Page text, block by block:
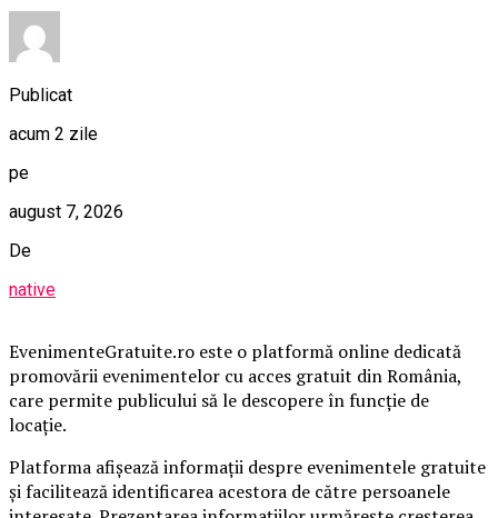
Publicat
acum 2 zile
pe
august 7, 2026
De
native
EvenimenteGratuite.ro este o platformă online dedicată
promovării evenimentelor cu acces gratuit din România,
care permite publicului să le descopere în funcție de
locație.
Platforma afișează informații despre evenimentele gratuite
și facilitează identificarea acestora de către persoanele